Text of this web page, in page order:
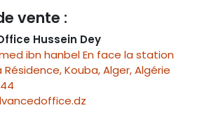
vente :
Hussein Dey
ibn hanbel En face la station
Résidence, Kouba, Alger, Algérie